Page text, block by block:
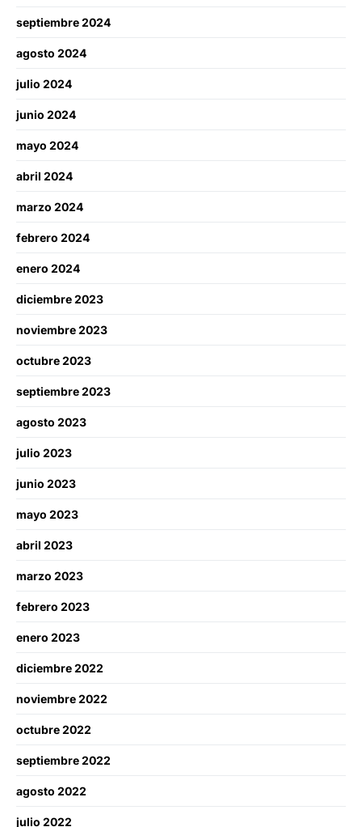
septiembre 2024
agosto 2024
julio 2024
junio 2024
mayo 2024
abril 2024
marzo 2024
febrero 2024
enero 2024
diciembre 2023
noviembre 2023
octubre 2023
septiembre 2023
agosto 2023
julio 2023
junio 2023
mayo 2023
abril 2023
marzo 2023
febrero 2023
enero 2023
diciembre 2022
noviembre 2022
octubre 2022
septiembre 2022
agosto 2022
julio 2022